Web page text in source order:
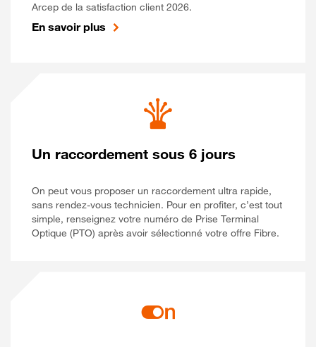
Arcep de la satisfaction client 2026.
En savoir plus
Un raccordement sous 6 jours
On peut vous proposer un raccordement ultra rapide,
sans rendez-vous technicien. Pour en profiter, c’est tout
simple, renseignez votre numéro de Prise Terminal
Optique (PTO) après avoir sélectionné votre offre Fibre.